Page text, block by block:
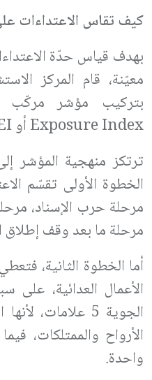
كيف تقاس الاعتداءات
بهدف قياس حدّة
معيّنة، قام المركز
Exposure Index أو CEI». و
الخطوة الأولى تقسّم
مرحلة حرب الإسناد،
مرحلة ما بعد وقف إطلاق
أما الخطوة الثانية،
الأعمال العدائية، على
الجوية 5 علامات،
الأرواح والممتلكات،
واحدة.